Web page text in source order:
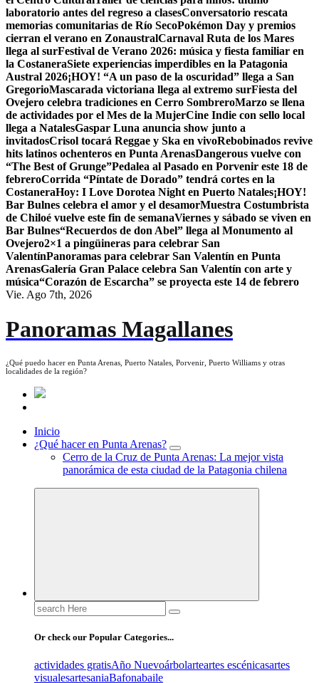
laboratorio antes del regreso a clasesConversatorio rescata
memorias comunitarias de Río SecoPokémon Day y premios
cierran el verano en ZonaustralCarnaval Ruta de los Mares
llega al surFestival de Verano 2026: música y fiesta familiar en
la CostaneraSiete experiencias imperdibles en la Patagonia
Austral 2026¡HOY! “A un paso de la oscuridad” llega a San
GregorioMascarada victoriana llega al extremo surFiesta del
Ovejero celebra tradiciones en Cerro SombreroMarzo se llena
de actividades por el Mes de la MujerCine Indie con sello local
llega a NatalesGaspar Luna anuncia show junto a
invitadosCrisol tocará Reggae y Ska en vivoRebobinados revive
hits latinos ochenteros en Punta ArenasDangerous vuelve con
“The Best of Grunge”Pedalea al Pasado en Porvenir este 18 de
febreroCorrida “Píntate de Dorado” tendrá cortes en la
CostaneraHoy: I Love Dorotea Night en Puerto Natales¡HOY!
Bar Bulnes celebra el amor y el desamorMuestra Costumbrista
de Chiloé vuelve este fin de semanaViernes y sábado se viven en
Bar Bulnes“Recuerdos de don Abel” llega al Monumento al
Ovejero2×1 a pingüineras para celebrar San
ValentínPanoramas para celebrar San Valentín en Punta
ArenasGalería Gran Palace celebra San Valentín con arte y
música“Corazón de Escarcha” se proyecta este 14 de febrero
Vie. Ago 7th, 2026
Panoramas Magallanes
¿Qué puedo hacer en Punta Arenas, Puerto Natales, Porvenir, Puerto Williams y otras
localidades de la región?
Inicio
¿Qué hacer en Punta Arenas?
Cerro de la Cruz de Punta Arenas: La mejor vista
panorámica de esta ciudad de la Patagonia chilena
Search
for:
Or check our Popular Categories...
actividades gratisAño Nuevoárbolarteartes escénicasartes
visualesartesaniaBafonabaile